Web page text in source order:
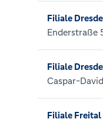
Filiale
Enderstraße
Filiale
Caspar-
Filiale Freital